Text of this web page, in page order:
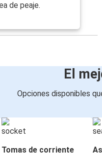
de peaje.
El
Opciones disponibles
Tomas de corriente